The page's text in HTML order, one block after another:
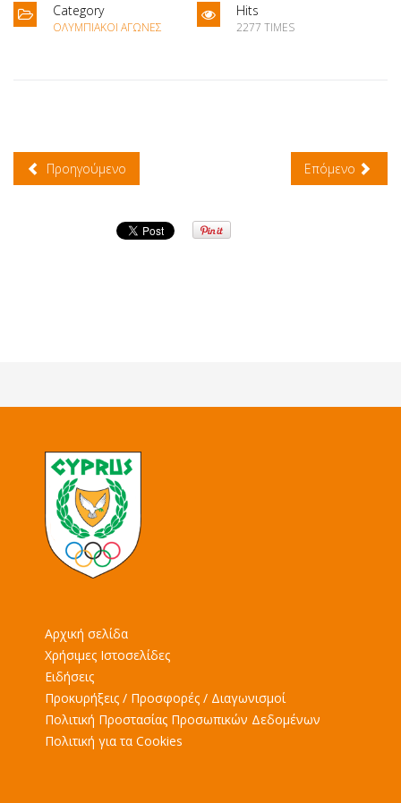
Category
ΟΛΥΜΠΙΑΚΟΊ ΑΓΏΝΕΣ
Hits
2277 TIMES
Προηγούμενο Επόμενο
Αρχική σελίδα
Χρήσιμες Ιστοσελίδες
Ειδήσεις
Προκυρήξεις / Προσφορές / Διαγωνισμοί
Πολιτική Προστασίας Προσωπικών Δεδομένων
Πολιτική για τα Cookies